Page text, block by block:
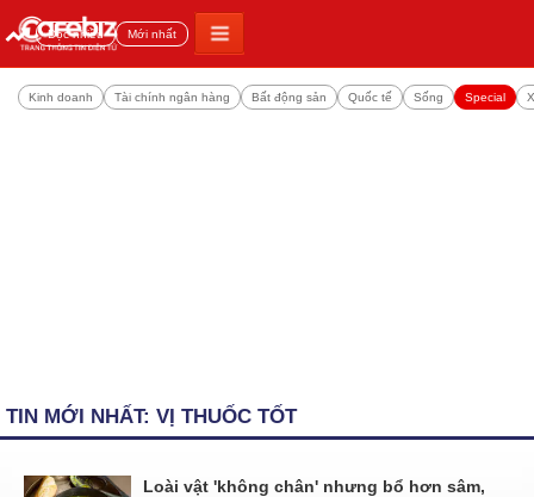
Đọc nhiều Mới nhất
Kinh doanh Tài chính ngân hàng Bất động sản Quốc tế Sống Special
TIN MỚI NHẤT: VỊ THUỐC TỐT
Loài vật 'không chân' nhưng bổ hơn sâm,